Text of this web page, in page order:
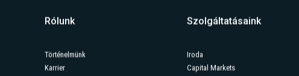
Rólunk
Történelmünk
Karrier
Szolgáltatásaink
Iroda
Capital Markets